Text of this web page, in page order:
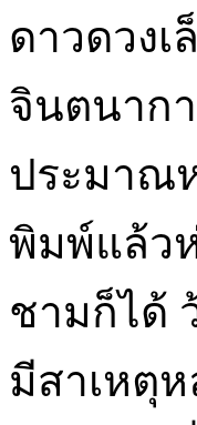
ดาวดวง
จินตนาก
ประมาณ
พิมพ์แล้ว
ชามก็ได้
มีสาเหตุ